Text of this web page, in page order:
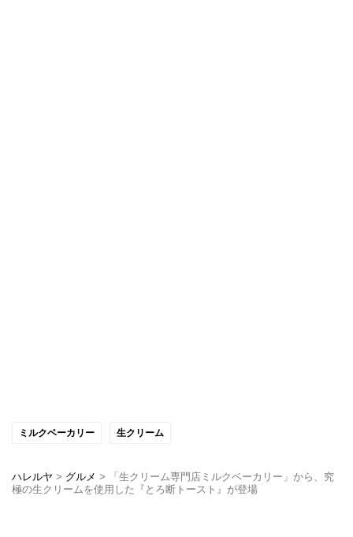
ミルクベーカリー 生クリーム
ハレルヤ > グルメ >
「生クリーム専門店ミルクベーカリー」から、究
極の生クリームを使用した『とろ断トースト』が登場